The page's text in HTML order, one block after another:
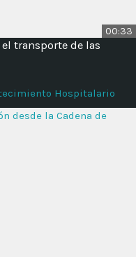
00:33
transporte de las
Hospitalario